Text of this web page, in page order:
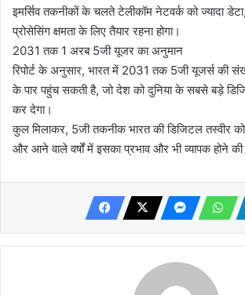
इमर्सिव तकनीकों के चलते टेलीकॉम नेटवर्क को ज्यादा
प्रोसेसिंग क्षमता के लिए तैयार रहना होगा।
2031 तक 1 अरब 5जी यूजर का अनुमान
रिपोर्ट के अनुसार, भारत में 2031 तक 5जी यूजर्स की
के पार पहुंच सकती है, जो देश को दुनिया के सबसे बड़े
कर देगा।
कुल मिलाकर, 5जी तकनीक भारत की डिजिटल तस्वीर
और आने वाले वर्षों में इसका प्रभाव और भी व्यापक होने की